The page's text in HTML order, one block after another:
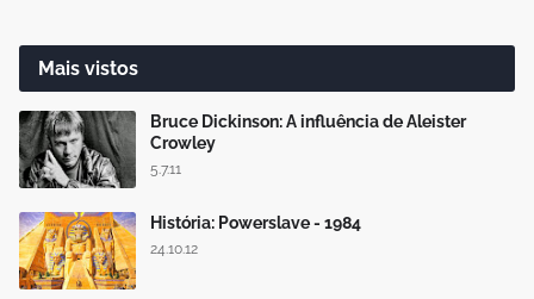
Mais vistos
Bruce Dickinson: A influência de Aleister
Crowley
5.7.11
História: Powerslave - 1984
24.10.12